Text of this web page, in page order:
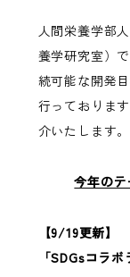
人間栄養学部
養学研究室）
続可能な開発
行っておりま
介いたします。
今年のテ
【9/19更新】
「SDGsコラ